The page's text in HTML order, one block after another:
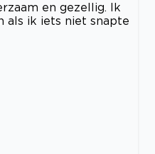
en gezellig. Ik
als ik iets niet snapte